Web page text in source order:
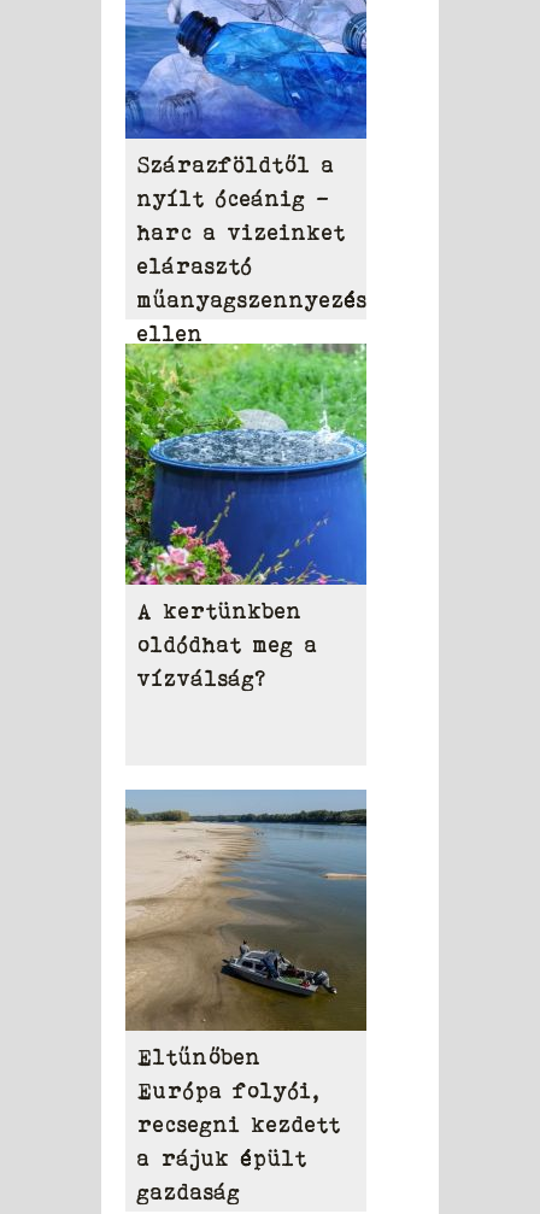
Szárazföldtől a
nyílt óceánig –
harc a vizeinket
elárasztó
műanyagszennyezés
ellen
A kertünkben
oldódhat meg a
vízválság?
Eltűnőben
Európa folyói,
recsegni kezdett
a rájuk épült
gazdaság